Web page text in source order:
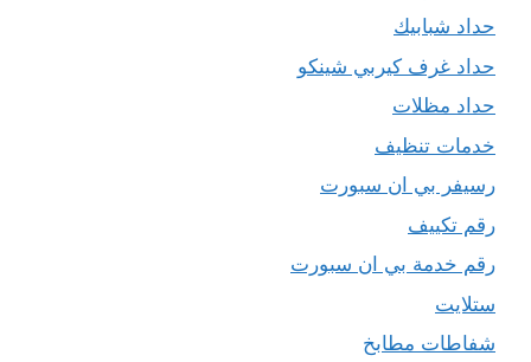
حداد شبابيك
حداد غرف كيربي شينكو
حداد مظلات
خدمات تنظيف
رسيفر بي ان سبورت
رقم تكييف
رقم خدمة بي ان سبورت
ستلايت
شفاطات مطابخ